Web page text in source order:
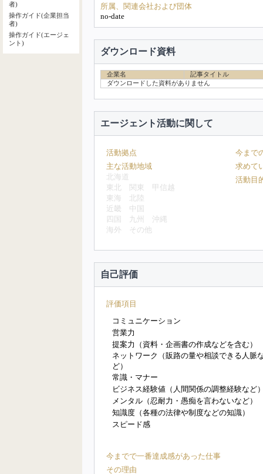
者)
操作ガイド(企業担当
者)
操作ガイド(エージェ
ント)
所属、関連会社および団体
no-date
ダウンロード資料
企業名
記事タイトル
ダウンロードした資料がありません
エージェント活動に関して
活動拠点
主な活動地域
北海道
東北
関東
甲信越
東海
北陸
近畿
中国
四国
九州
沖縄
海外
その他
今まで
求めて
活動目
自己評価
評価項目
コミュニケーション
営業力
提案力（資料・企画書の作成などを含む）
ネットワーク（販路の量や相談できる人脈
ど）
常識・マナー
ビジネス経験値（人間関係の調整経験など
メンタル（忍耐力・愚痴を言わないなど）
知識度（各種の法律や制度などの知識）
スピード感
今までで一番達成感があった仕事
その理由